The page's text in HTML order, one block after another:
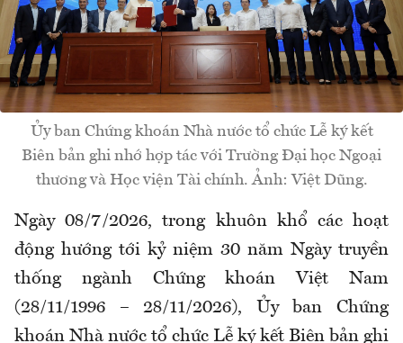
Ủy ban Chứng khoán Nhà nước tổ chức Lễ ký kết
Biên bản ghi nhớ hợp tác với Trường Đại học Ngoại
thương và Học viện Tài chính. Ảnh: Việt Dũng.
Ngày 08/7/2026, trong khuôn khổ các hoạt
động hướng tới kỷ niệm 30 năm Ngày truyền
thống ngành Chứng khoán Việt Nam
(28/11/1996 – 28/11/2026), Ủy ban Chứng
khoán Nhà nước tổ chức Lễ ký kết Biên bản ghi